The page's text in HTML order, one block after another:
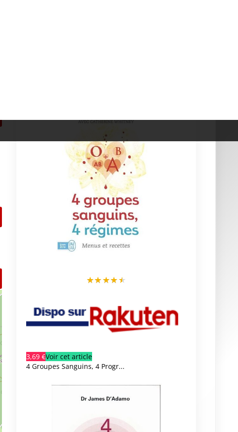
★★★★★
3,69 €Voir cet article
4 Groupes Sanguins, 4 Progr...